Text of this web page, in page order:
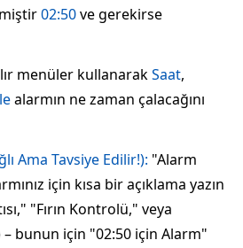
02:50ve gerekirse
menüler kullanarakSaat,
alarmın ne zaman çalacağını
Ama Tavsiye Edilir!): "Alarm
için kısa bir açıklama yazın
"Fırın Kontrolü," veya
– bunun için "02:50 için Alarm"